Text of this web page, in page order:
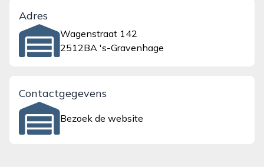
Adres
Wagenstraat 142
2512BA 's-Gravenhage
Contactgegevens
Bezoek de website